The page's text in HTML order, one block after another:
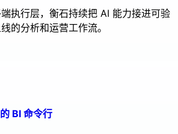
执行层，衡石持续把 AI 能力接进可验
的分析和运营工作流。
BI 命令行